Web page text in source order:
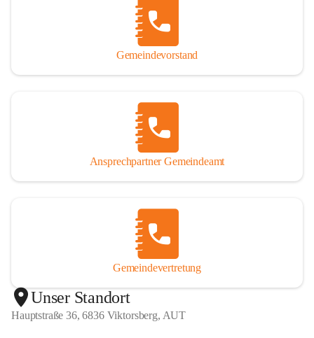
Gemeindevorstand
Ansprechpartner Gemeindeamt
Gemeindevertretung
Unser Standort
Hauptstraße 36, 6836 Viktorsberg, AUT